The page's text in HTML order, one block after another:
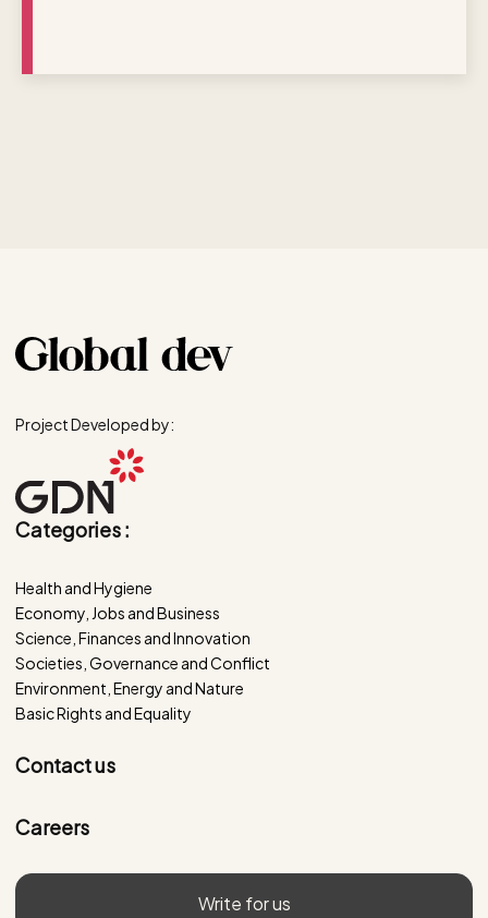
Project Developed by:
Categories :
Health and Hygiene
Economy, Jobs and Business
Science, Finances and Innovation
Societies, Governance and Conflict
Environment, Energy and Nature
Basic Rights and Equality
Contact us
Careers
Write for us